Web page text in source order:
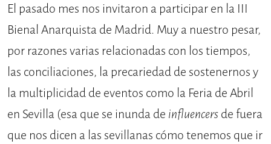
El pasado mes nos invitaron a participar en la III
Bienal Anarquista de Madrid. Muy a nuestro pesar,
por razones varias relacionadas con los tiempos,
las conciliaciones, la precariedad de sostenernos y
la multiplicidad de eventos como la Feria de Abril
en Sevilla (esa que se inunda de influencersde fuera
que nos dicen a las sevillanas cómo tenemos que ir